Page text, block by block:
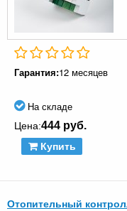
Гарантия:12 месяцев
На складе
Цена:444 руб.
Купить
Отопительный